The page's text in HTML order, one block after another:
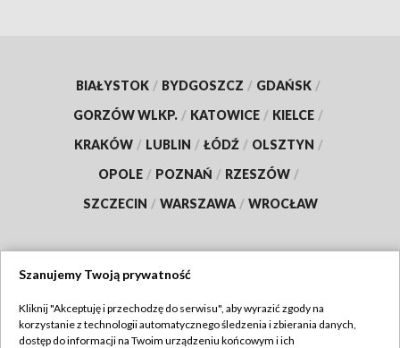
BIAŁYSTOK / BYDGOSZCZ / GDAŃSK /
GORZÓW WLKP. / KATOWICE / KIELCE /
KRAKÓW / LUBLIN / ŁÓDŹ / OLSZTYN /
OPOLE / POZNAŃ / RZESZÓW /
SZCZECIN / WARSZAWA / WROCŁAW
TVP
Szanujemy Twoją prywatność
Kliknij "Akceptuję i przechodzę do serwisu", aby wyrazić zgody na
korzystanie z technologii automatycznego śledzenia i zbierania danych,
dostęp do informacji na Twoim urządzeniu końcowym i ich